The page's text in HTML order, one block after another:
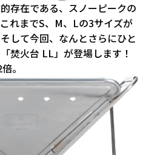
存在である、スノーピークの
れまでS、M、Lの3サイズが
して今回、なんとさらにひと
焚火台 LL」が登場します！
。